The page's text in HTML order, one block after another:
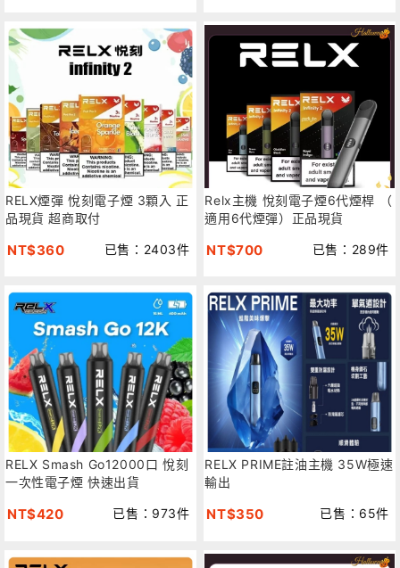
RELX煙彈 悅刻電子煙 3顆入 正
品現貨 超商取付
NT$360 已售：2403件
Relx主機 悅刻電子煙6代煙桿 （
適用6代煙彈）正品現貨
NT$700 已售：289件
RELX Smash Go12000口 悅刻
一次性電子煙 快速出貨
NT$420 已售：973件
RELX PRIME註油主機 35W極速
輸出
NT$350 已售：65件